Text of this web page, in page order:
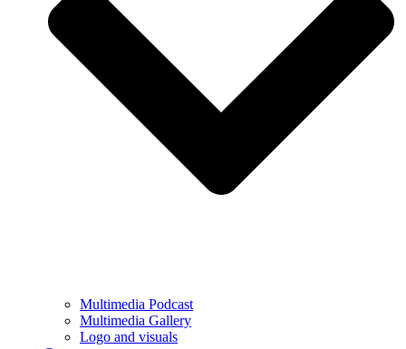
Multimedia Podcast
Multimedia Gallery
Logo and visuals